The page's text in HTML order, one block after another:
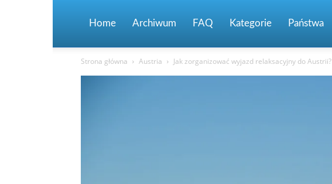
Home Archiwum FAQ Kategorie Państwa
Strona główna Austria Jak zorganizować wyjazd relaksacyjny do Austrii?